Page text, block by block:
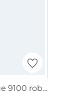
Patron Vogue 9100 robe femme, en français